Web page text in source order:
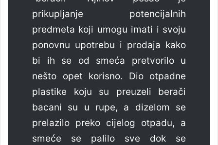
prikupljanje potencijalnih
predmeta koji umogu imati i svoju
ponovnu upotrebu i prodaja kako
bi ih se od smeća pretvorilo u
nešto opet korisno. Dio otpadne
plastike koju su preuzeli berači
bacani su u rupe, a dizelom se
prelazilo preko cijelog otpadu, a
smeće se palilo sve dok se